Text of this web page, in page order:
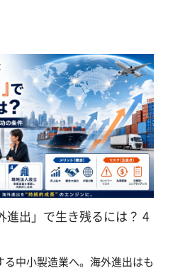
進出」で生き残るには？ 4
中小製造業へ。海外進出はも